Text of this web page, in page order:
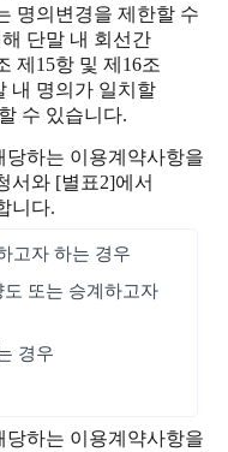
명의변경을 제한할 수
단말 내 회선간
제15항 및 제16조
내 명의가 일치할
수 있습니다.
하는 이용계약사항을
서와 [별표2]에서
니다.
고자 하는 경우
또는 승계하고자
경우
하는 이용계약사항을